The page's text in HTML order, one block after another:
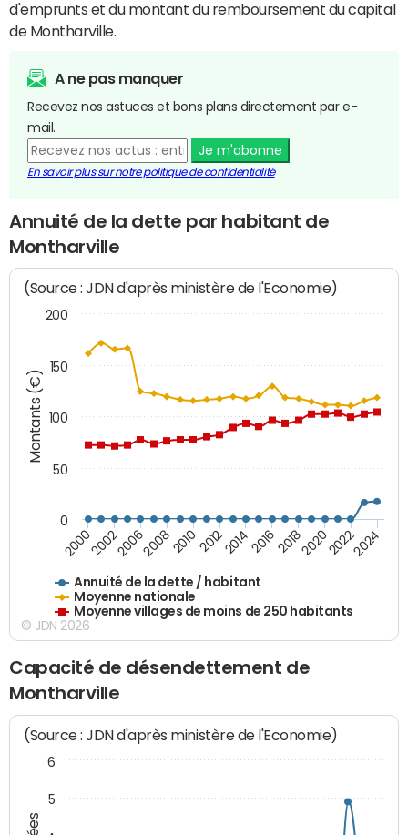
d'emprunts et du montant du remboursement du capital
de Montharville.
A ne pas manquer
Recevez nos astuces et bons plans directement par e-
mail.
Je m'abonne
En savoir plus sur notre politique de confidentialité
Annuité de la dette par habitant de
Montharville
Montants (€)
(Source : JDN d'après ministère de l'Economie)
Annuité de la dette / habitant
Moyenne nationale
Moyenne villages de moins de 250 habitants
200020022006200820102012201420162018202020222024
0
50
100
150
200
© JDN 2026
Capacité de désendettement de
Montharville
(Source : JDN d'après ministère de l'Economie)
5
6